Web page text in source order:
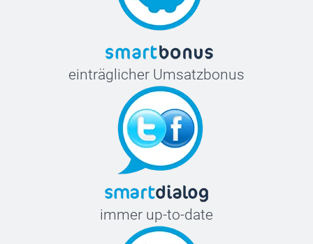
einträglicher Umsatzbonus
immer up-to-date